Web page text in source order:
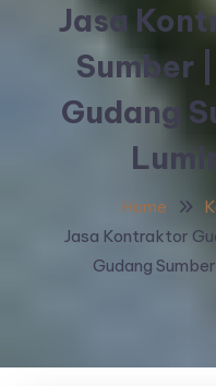
Jasa
Sumber
Gudang
Home
Jasa Kontraktor
Gudang